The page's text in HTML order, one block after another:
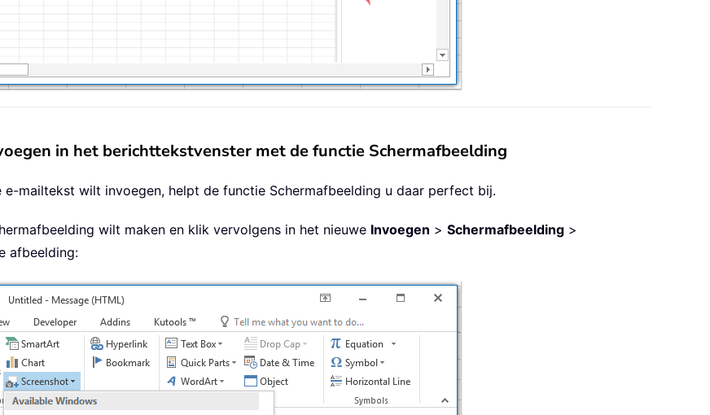
in het berichttekstvenster met de functie Schermafbeelding
mailtekst wilt invoegen, helpt de functie Schermafbeelding u daar perfect bij.
wilt maken en klik vervolgens in het nieuwe Invoegen > Schermafbeelding >
afbeelding: